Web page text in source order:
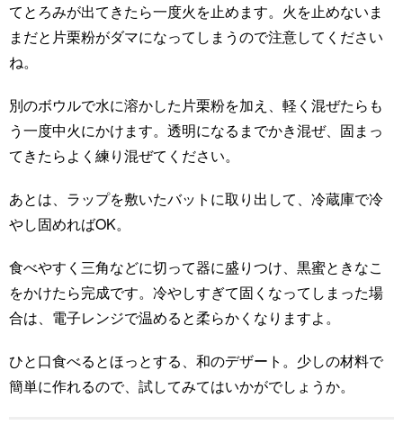
てとろみが出てきたら一度火を止めます。火を止めないま
まだと片栗粉がダマになってしまうので注意してください
ね。
別のボウルで水に溶かした片栗粉を加え、軽く混ぜたらも
う一度中火にかけます。透明になるまでかき混ぜ、固まっ
てきたらよく練り混ぜてください。
あとは、ラップを敷いたバットに取り出して、冷蔵庫で冷
やし固めればOK。
食べやすく三角などに切って器に盛りつけ、黒蜜ときなこ
をかけたら完成です。冷やしすぎて固くなってしまった場
合は、電子レンジで温めると柔らかくなりますよ。
ひと口食べるとほっとする、和のデザート。少しの材料で
簡単に作れるので、試してみてはいかがでしょうか。